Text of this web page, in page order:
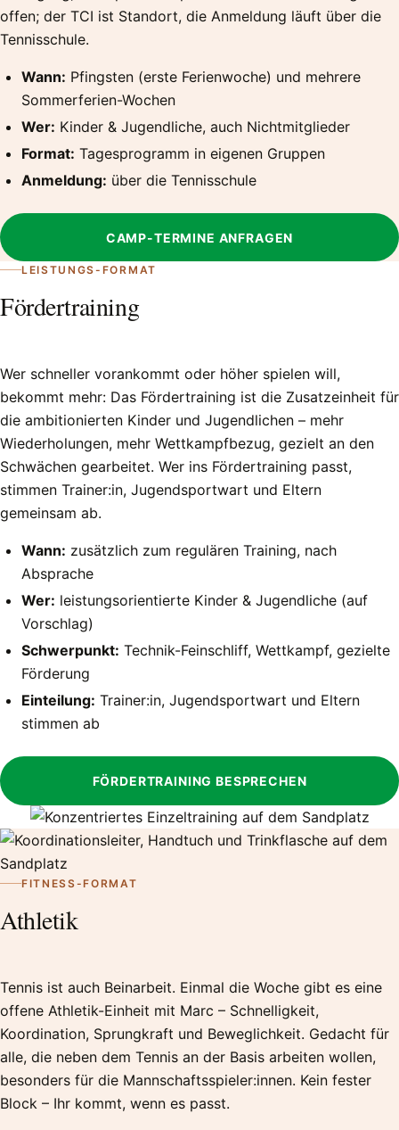
offen; der TCI ist Standort, die Anmeldung läuft über die
Tennisschule.
Wann: Pfingsten (erste Ferienwoche) und mehrere
Sommerferien-Wochen
Wer: Kinder & Jugendliche, auch Nichtmitglieder
Format: Tagesprogramm in eigenen Gruppen
Anmeldung: über die Tennisschule
CAMP-TERMINE ANFRAGEN
LEISTUNGS-FORMAT
Fördertraining
Wer schneller vorankommt oder höher spielen will,
bekommt mehr: Das Fördertraining ist die Zusatzeinheit für
die ambitionierten Kinder und Jugendlichen – mehr
Wiederholungen, mehr Wettkampfbezug, gezielt an den
Schwächen gearbeitet. Wer ins Fördertraining passt,
stimmen Trainer:in, Jugendsportwart und Eltern
gemeinsam ab.
Wann: zusätzlich zum regulären Training, nach
Absprache
Wer: leistungsorientierte Kinder & Jugendliche (auf
Vorschlag)
Schwerpunkt: Technik-Feinschliff, Wettkampf, gezielte
Förderung
Einteilung: Trainer:in, Jugendsportwart und Eltern
stimmen ab
FÖRDERTRAINING BESPRECHEN
FITNESS-FORMAT
Athletik
Tennis ist auch Beinarbeit. Einmal die Woche gibt es eine
offene Athletik-Einheit mit Marc – Schnelligkeit,
Koordination, Sprungkraft und Beweglichkeit. Gedacht für
alle, die neben dem Tennis an der Basis arbeiten wollen,
besonders für die Mannschaftsspieler:innen. Kein fester
Block – Ihr kommt, wenn es passt.